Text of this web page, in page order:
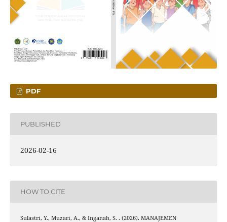
PDF
PUBLISHED
2026-02-16
HOW TO CITE
Sulastri, Y., Muzari, A., & Inganah, S. . (2026). MANAJEMEN